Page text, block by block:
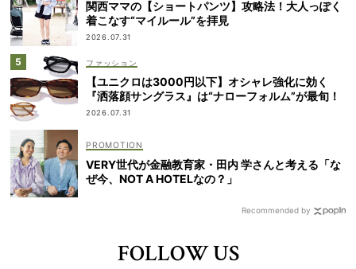
関西ママの【ショートパンツ】攻略法！大人っぽく
着こなす“マイルール”を拝見
2026.07.31
ファッション
【ユニクロは3000円以下】オシャレ強化に効く
『洒落顔サングラス』は“ナローフォルム”が最旬！
2026.07.31
VERY世代が金融教育家・田内 学さんと考える「な
ぜ今、NOT A HOTELなの？」
Recommended by
FOLLOW US